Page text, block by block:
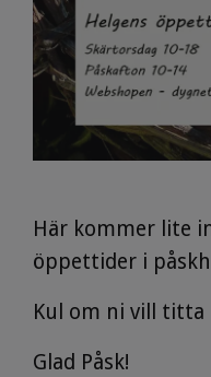
Här kommer lite
öppettider i
Kul om ni vill titta
Glad Påsk!